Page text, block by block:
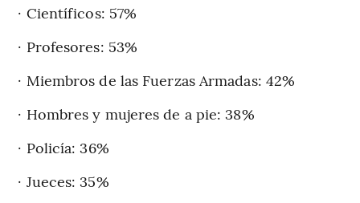
· Científicos: 57%
· Profesores: 53%
· Miembros de las Fuerzas Armadas: 42%
· Hombres y mujeres de a pie: 38%
· Policía: 36%
· Jueces: 35%